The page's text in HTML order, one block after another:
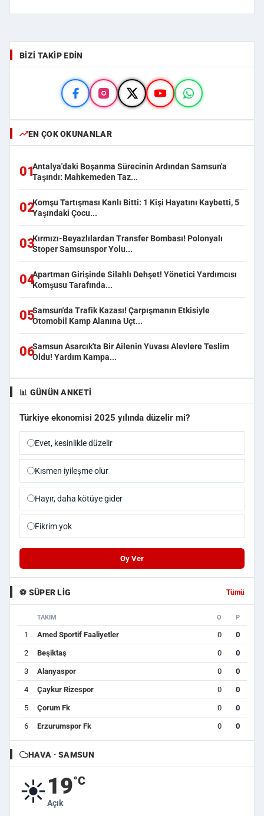
BIZI TAKIP EDIN
EN ÇOK OKUNANLAR
01Antalya'daki Boşanma Sürecinin Ardından Samsun'a
Taşındı: Mahkemeden Taz...
02Komşu Tartışması Kanlı Bitti: 1 Kişi Hayatını Kaybetti, 5
Yaşındaki Çocu...
03Kırmızı-Beyazlılardan Transfer Bombası! Polonyalı
Stoper Samsunspor Yolu...
04Apartman Girişinde Silahlı Dehşet! Yönetici Yardımcısı
Komşusu Tarafında...
05Samsun'da Trafik Kazası! Çarpışmanın Etkisiyle
Otomobil Kamp Alanına Uçt...
06Samsun Asarcık'ta Bir Ailenin Yuvası Alevlere Teslim
Oldu! Yardım Kampa...
📊 GÜNÜN ANKETI
Türkiye ekonomisi 2025 yılında düzelir mi?
Evet, kesinlikle düzelir
Kısmen iyileşme olur
Hayır, daha kötüye gider
Fikrim yok
Oy Ver
⚽ SÜPER LIG Tümü
TAKIM O P
1 Amed Sportif Faaliyetler 0 0
2 Beşiktaş 0 0
3 Alanyaspor 0 0
4 Çaykur Rizespor 0 0
5 Çorum Fk 0 0
6 Erzurumspor Fk 0 0
HAVA · SAMSUN
☀️19°C
Açık